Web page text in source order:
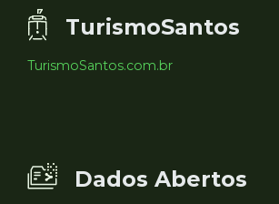
TurismoSantos
TurismoSantos.com.br
Dados Abertos